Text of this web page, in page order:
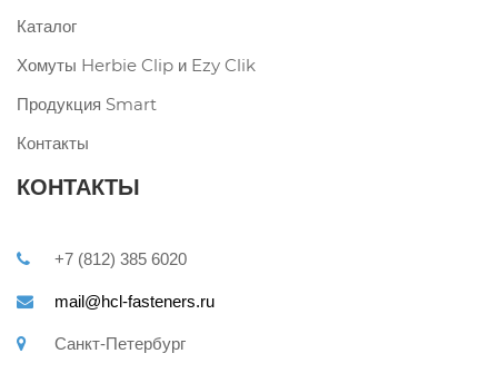
Каталог
Хомуты Herbie Clip и Ezy Clik
Продукция Smart
Контакты
КОНТАКТЫ
+7 (812) 385 6020
mail@hcl-fasteners.ru
Санкт-Петербург